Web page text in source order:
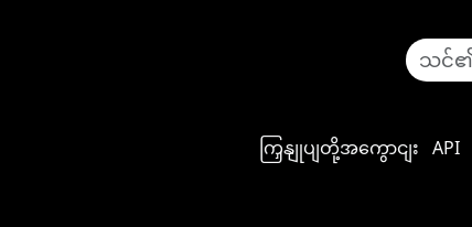
ကြှနျုပျတို့အကွောငျး API